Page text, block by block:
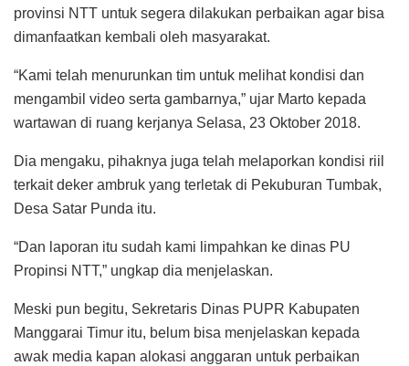
provinsi NTT untuk segera dilakukan perbaikan agar bisa
dimanfaatkan kembali oleh masyarakat.
“Kami telah menurunkan tim untuk melihat kondisi dan
mengambil video serta gambarnya,” ujar Marto kepada
wartawan di ruang kerjanya Selasa, 23 Oktober 2018.
Dia mengaku, pihaknya juga telah melaporkan kondisi riil
terkait deker ambruk yang terletak di Pekuburan Tumbak,
Desa Satar Punda itu.
“Dan laporan itu sudah kami limpahkan ke dinas PU
Propinsi NTT,” ungkap dia menjelaskan.
Meski pun begitu, Sekretaris Dinas PUPR Kabupaten
Manggarai Timur itu, belum bisa menjelaskan kepada
awak media kapan alokasi anggaran untuk perbaikan